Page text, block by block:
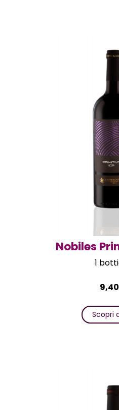
Nobiles
1
9,40
Scopri